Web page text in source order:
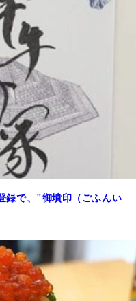
録で、"御墳印（ごふんい